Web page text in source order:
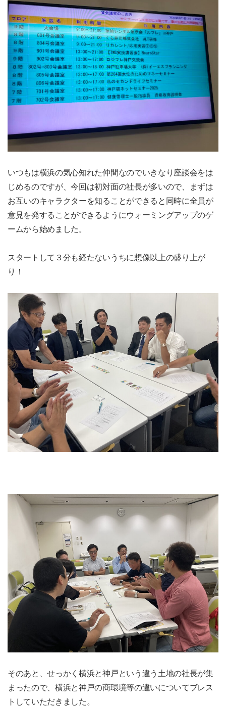
いつもは横浜の気心知れた仲間なのでいきなり座談会をは
じめるのですが、今回は初対面の社長が多いので、まずは
お互いのキャラクターを知ることができると同時に全員が
意見を発することができるようにウォーミングアップのゲ
ームから始めました。
スタートして３分も経たないうちに想像以上の盛り上が
り！
そのあと、せっかく横浜と神戸という違う土地の社長が集
まったので、横浜と神戸の商環境等の違いについてブレス
トしていただきました。